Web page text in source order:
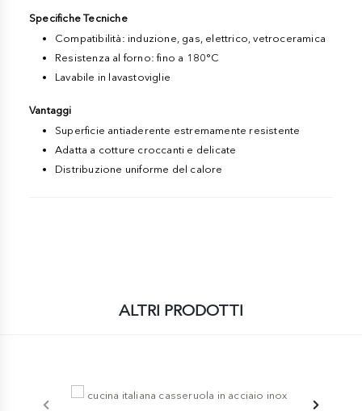
Specifiche Tecniche
Compatibilità: induzione, gas, elettrico, vetroceramica
Resistenza al forno: fino a 180°C
Lavabile in lavastoviglie
Vantaggi
Superficie antiaderente estremamente resistente
Adatta a cotture croccanti e delicate
Distribuzione uniforme del calore
ALTRI PRODOTTI